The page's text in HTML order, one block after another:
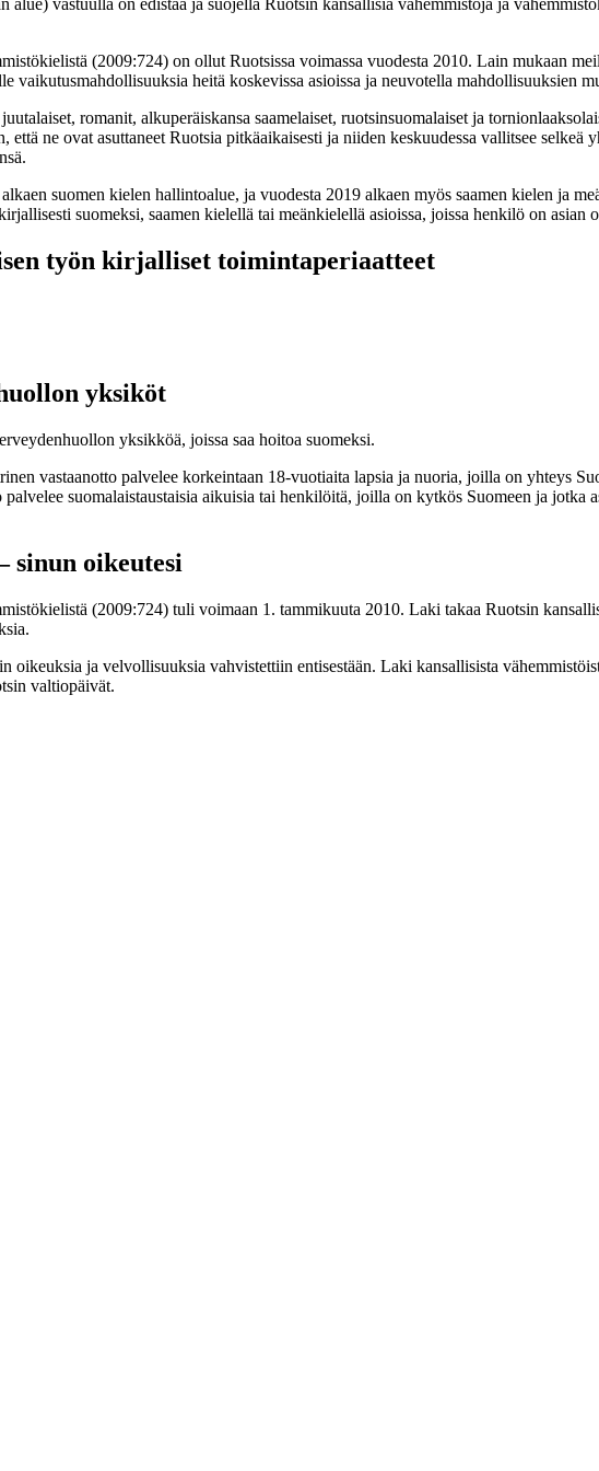
alue) vastuulla on edistää ja suojella Ruotsin kansallisia vähemmistöjä ja
(2009:724) on ollut Ruotsissa voimassa vuodesta 2010. Lain mukaan
vaikutusmahdollisuuksia heitä koskevissa asioissa ja neuvotella mahdollisuuksien
romanit, alkuperäiskansa saamelaiset, ruotsinsuomalaiset ja
ne ovat asuttaneet Ruotsia pitkäaikaisesti ja niiden keskuudessa vallitsee
suomen kielen hallintoalue, ja vuodesta 2019 alkaen myös saamen kielen ja
suomeksi, saamen kielellä tai meänkielellä asioissa, joissa henkilö on asian
työn kirjalliset toimintaperiaatteet
yksiköt
yksikköä, joissa saa hoitoa suomeksi.
vastaanotto palvelee korkeintaan 18-vuotiaita lapsia ja nuoria, joilla on yhteys
palvelee suomalaistaustaisia aikuisia tai henkilöitä, joilla on kytkös Suomeen ja
sinun oikeutesi
(2009:724) tuli voimaan 1. tammikuuta 2010. Laki takaa Ruotsin
oikeuksia ja velvollisuuksia vahvistettiin entisestään. Laki kansallisista
valtiopäivät.